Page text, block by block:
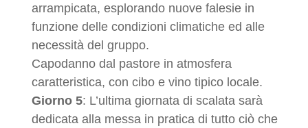
arrampicata, esplorando nuove falesie in
funzione delle condizioni climatiche ed alle
necessità del gruppo.
Capodanno dal pastore in atmosfera
caratteristica, con cibo e vino tipico locale.
Giorno 5: L’ultima giornata di scalata sarà
dedicata alla messa in pratica di tutto ciò che